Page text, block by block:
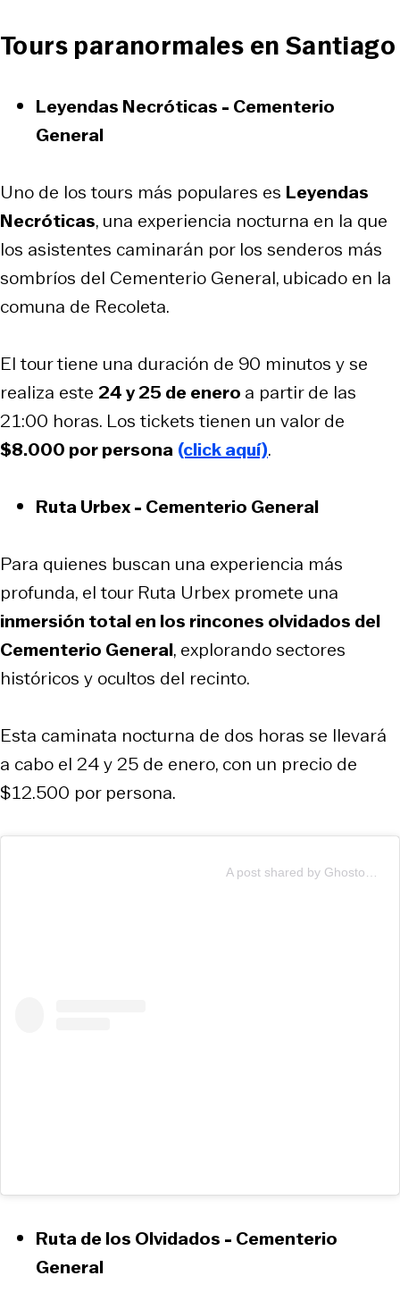
Tours paranormales en Santiago
Leyendas Necróticas - Cementerio
General
Uno de los tours más populares es Leyendas
Necróticas, una experiencia nocturna en la que
los asistentes caminarán por los senderos más
sombríos del Cementerio General, ubicado en la
comuna de Recoleta.
El tour tiene una duración de 90 minutos y se
realiza este 24 y 25 de enero a partir de las
21:00 horas. Los tickets tienen un valor de
$8.000 por persona (click aquí).
Ruta Urbex - Cementerio General
Para quienes buscan una experiencia más
profunda, el tour Ruta Urbex promete una
inmersión total en los rincones olvidados del
Cementerio General, explorando sectores
históricos y ocultos del recinto.
Esta caminata nocturna de dos horas se llevará
a cabo el 24 y 25 de enero, con un precio de
$12.500 por persona.
Ruta de los Olvidados - Cementerio
General